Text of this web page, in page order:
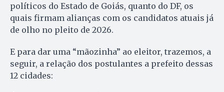
políticos do Estado de Goiás, quanto do DF, os
quais firmam alianças com os candidatos atuais já
de olho no pleito de 2026.
E para dar uma “mãozinha” ao eleitor, trazemos, a
seguir, a relação dos postulantes a prefeito dessas
12 cidades: